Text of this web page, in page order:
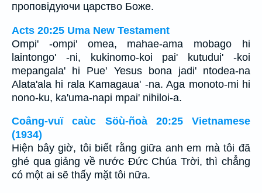
проповідуючи царство Боже.
Acts 20:25 Uma New Testament
Ompi' -ompi' omea, mahae-ama mobago hi
laintongo' -ni, kukinomo-koi pai' kutudui' -koi
mepangala' hi Pue' Yesus bona jadi' ntodea-na
Alata'ala hi rala Kamagaua' -na. Aga monoto-mi hi
nono-ku, ka'uma-napi mpai' nihiloi-a.
Coâng-vuï caùc Söù-ñoà 20:25 Vietnamese
(1934)
Hiện bây giờ, tôi biết rằng giữa anh em mà tôi đã
ghé qua giảng về nước Ðức Chúa Trời, thì chẳng
có một ai sẽ thấy mặt tôi nữa.